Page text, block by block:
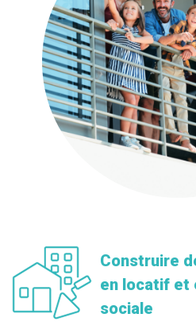
Construire
en locatif et
sociale